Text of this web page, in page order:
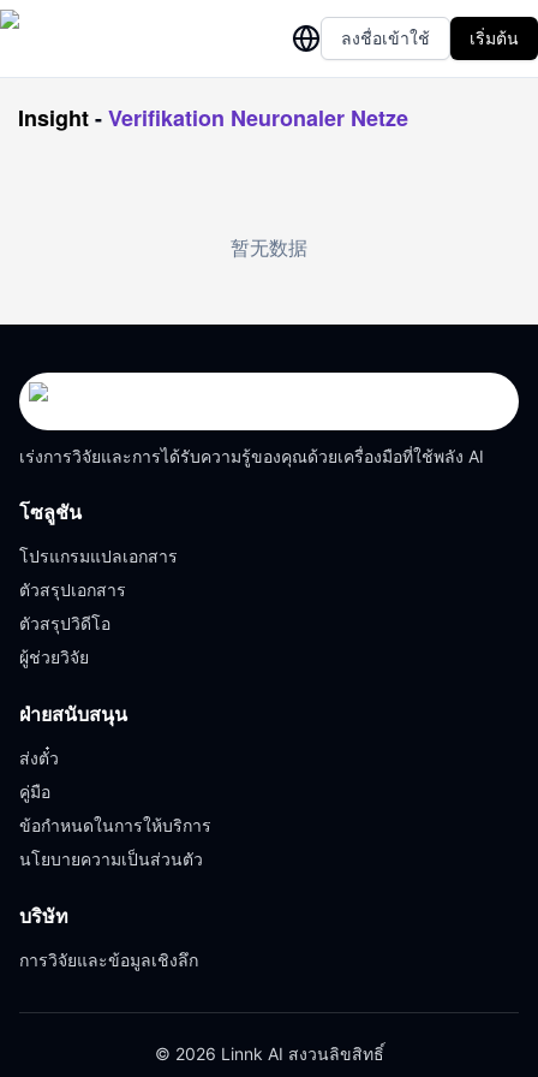
ลงชื่อเข้าใช้ เริ่มต้น
Insight-Verifikation Neuronaler Netze
暂无数据
เร่งการวิจัยและการได้รับความรู้ของคุณด้วยเครื่องมือที่ใช้พลัง AI
โซลูชัน
โปรแกรมแปลเอกสาร
ตัวสรุปเอกสาร
ตัวสรุปวิดีโอ
ผู้ช่วยวิจัย
ฝ่ายสนับสนุน
ส่งตั๋ว
คู่มือ
ข้อกำหนดในการให้บริการ
นโยบายความเป็นส่วนตัว
บริษัท
การวิจัยและข้อมูลเชิงลึก
© 2026 Linnk AI สงวนลิขสิทธิ์